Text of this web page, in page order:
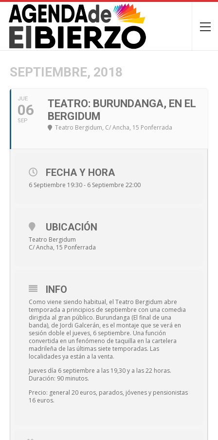
SEPTIEMBRE, 2018
JUE
06
SEP
TEATRO: BURUNDANGA, EN EL
BERGIDUM
Teatro Bergidum, C/ Ancha, 15 Ponferrada
FECHA Y HORA
6 Septiembre 19:30 - 6 Septiembre 22:00
UBICACIÓN
Teatro Bergidum
C/ Ancha, 15 Ponferrada
INFO
Como viene siendo habitual, el Teatro Bergidum abre
temporada a principios de septiembre con una comedia
dirigida al gran público. Burundanga (El final de una
banda), de Jordi Galcerán, es el montaje que se verá en
sesión doble el jueves, 6 septiembre. Una función
convertida en un fenómeno de taquilla en la cartelera
madrileña de las últimas siete temporadas. Las
localidades ya están a la venta.
Jueves día 6 septiembre a las 19,30 y a las 22 horas.
Duración: 90 minutos.
Precio: general 20 euros, parados, jóvenes y pensionistas
16 euros.